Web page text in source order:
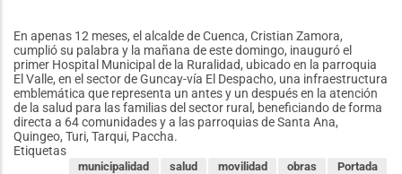
En apenas 12 meses, el alcalde de Cuenca, Cristian Zamora,
cumplió su palabra y la mañana de este domingo, inauguró el
primer Hospital Municipal de la Ruralidad, ubicado en la parroquia
El Valle, en el sector de Guncay-vía El Despacho, una infraestructura
emblemática que representa un antes y un después en la atención
de la salud para las familias del sector rural, beneficiando de forma
directa a 64 comunidades y a las parroquias de Santa Ana,
Quingeo, Turi, Tarqui, Paccha.
Etiquetas
Portada
obras
movilidad
salud
municipalidad